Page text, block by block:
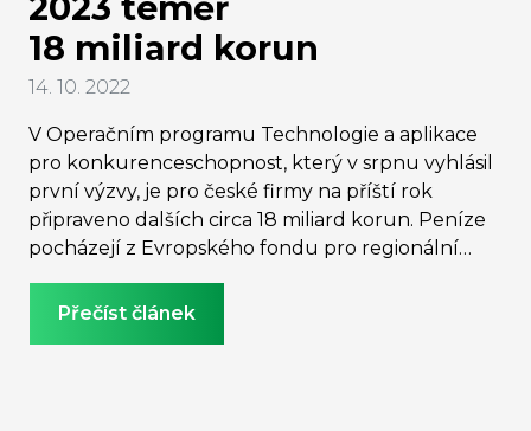
18 miliard korun
14. 10. 2022
V Operačním programu Technologie a aplikace
pro konkurenceschopnost, který v srpnu vyhlásil
první výzvy, je pro české firmy na příští rok
připraveno dalších circa 18 miliard korun. Peníze
pocházejí z Evropského fondu pro regionální
členských zemí v přechodu na udržitelný princip.
Přečíst článek